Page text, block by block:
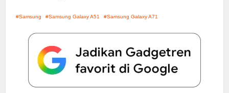
Samsung Samsung Galaxy A51 Samsung Galaxy A71